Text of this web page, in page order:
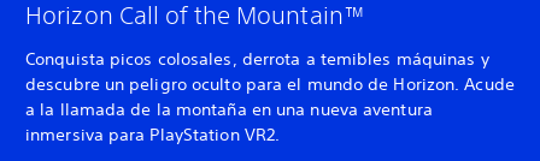
Horizon Call of the Mountain™
Conquista picos colosales, derrota a temibles máquinas y
descubre un peligro oculto para el mundo de Horizon. Acude
a la llamada de la montaña en una nueva aventura
inmersiva para PlayStation VR2.